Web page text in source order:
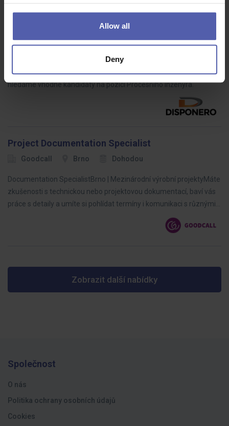
Allow all
Deny
Pro našeho významného zákazníka z automotive prostředí
hledáme vhodné kandidáty na pozici Procesního inženýra.
Project Documentation Specialist
Goodcall Brno Dohodou
Documentation SpecialistBrno | Mezinárodní výrobní projektyMáte
zkušenosti s technickou nebo projektovou dokumentací, baví vás
práce s detaily a umíte si pohlídat termíny i komunikaci s různými…
Zobrazit další nabídky
Společnost
O nás
Politika ochrany osobních údajů
Cookies